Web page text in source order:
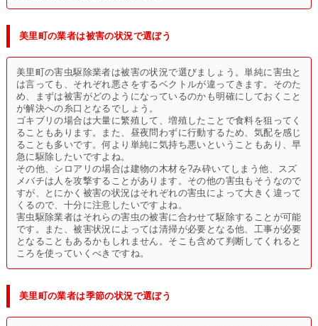
美里町の業者は被害の状況で選ぼう
美里町の害虫駆除業者は被害の状況で選びましょう。単純に害虫と
は言っても、それぞれ悪さをするベクトルが違ってきます。そのた
め、まずは被害がどのようになっているのかも明確にしておくこと
が解決への糸口となるでしょう。
ゴキブリの場合は大量に繁殖して、増殖したことで食料を狙ってく
ることもあります。また、昼夜問わずに行動するため、気配を感じ
ることも多いです。何より単純に気持ち悪いということもあり、早
急に駆除したいですよね。
その他、シロアリの場合は建物の木材を?み砕いてしまう他、スズ
メバチは人を攻撃することがあります。その他の害虫もそうなので
すが、とにかく被害の状況はそれぞれの害虫によって大きく違って
くるので、十分に注意したいですよね。
害虫駆除業者はそれらの害虫の被害に合わせて駆除することが可能
です。また、被害状況によっては清掃が必要となる他、工事が必要
となることもあるかもしれません。そこも含めて判断してくれると
ころを使っていくべきですね。
美里町の業者は季節の状況で選ぼう